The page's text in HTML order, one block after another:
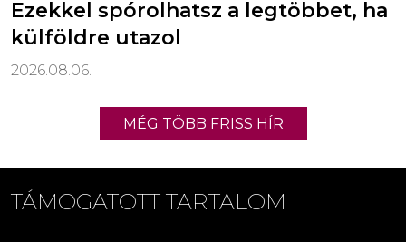
Ezekkel spórolhatsz a legtöbbet, ha
külföldre utazol
2026.08.06.
MÉG TÖBB FRISS HÍR
TÁMOGATOTT TARTALOM